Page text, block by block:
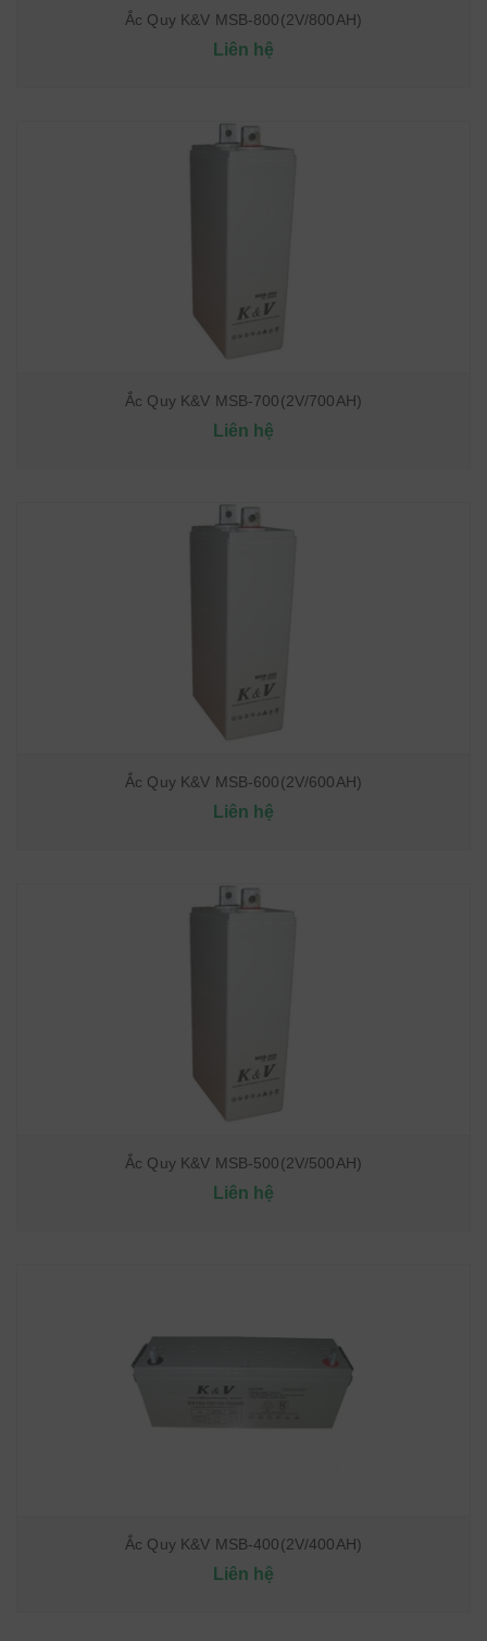
Ắc Quy K&V MSB-800(2V/800AH)
Liên hệ
Ắc Quy K&V MSB-700(2V/700AH)
Liên hệ
Ắc Quy K&V MSB-600(2V/600AH)
Liên hệ
Ắc Quy K&V MSB-500(2V/500AH)
Liên hệ
Ắc Quy K&V MSB-400(2V/400AH)
Liên hệ